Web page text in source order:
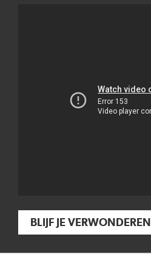
BLIJF JE VERWONDEREN